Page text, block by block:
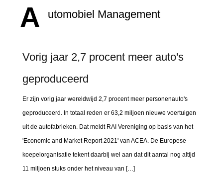
A utomobiel Management
Vorig jaar 2,7 procent meer auto's
geproduceerd
Er zijn vorig jaar wereldwijd 2,7 procent meer personenauto's
geproduceerd. In totaal reden er 63,2 miljoen nieuwe voertuigen
uit de autofabrieken. Dat meldt RAI Vereniging op basis van het
'Economic and Market Report 2021' van ACEA. De Europese
koepelorganisatie tekent daarbij wel aan dat dit aantal nog altijd
11 miljoen stuks onder het niveau van […]